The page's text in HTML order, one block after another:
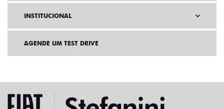
INSTITUCIONAL
AGENDE UM TEST DRIVE